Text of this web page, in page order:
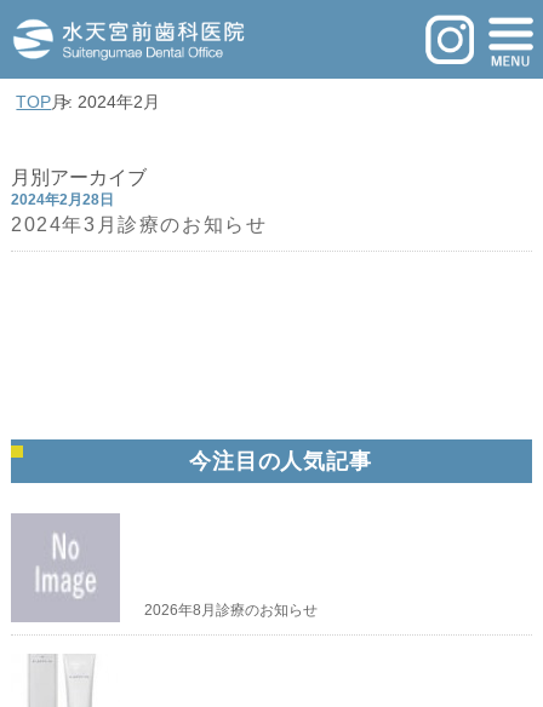
TOP月: 2024年2月
月別アーカイブ
2024年2月28日
2024年3月診療のお知らせ
今注目の人気記事
2026年8月診療のお知らせ